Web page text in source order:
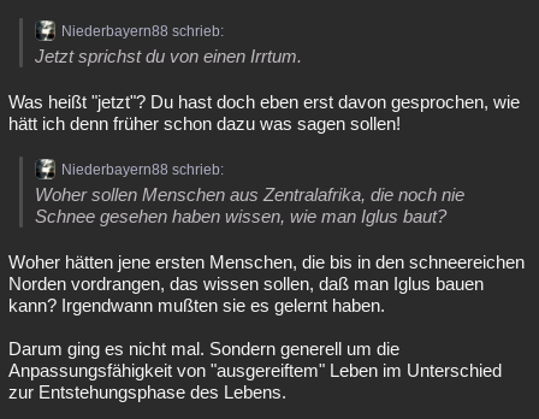
Übersichten
Lesenswert Schlüsselwörter
Niederbayern88 schrieb:
Jetzt sprichst du von einen Irrtum.
Was heißt "jetzt"? Du hast doch eben erst davon gesprochen, wie
hätt ich denn früher schon dazu was sagen sollen!
Niederbayern88 schrieb:
Woher sollen Menschen aus Zentralafrika, die noch nie
Schnee gesehen haben wissen, wie man Iglus baut?
Woher hätten jene ersten Menschen, die bis in den schneereichen
Norden vordrangen, das wissen sollen, daß man Iglus bauen
kann? Irgendwann mußten sie es gelernt haben.
Darum ging es nicht mal. Sondern generell um die
Anpassungsfähigkeit von "ausgereiftem" Leben im Unterschied
zur Entstehungsphase des Lebens.